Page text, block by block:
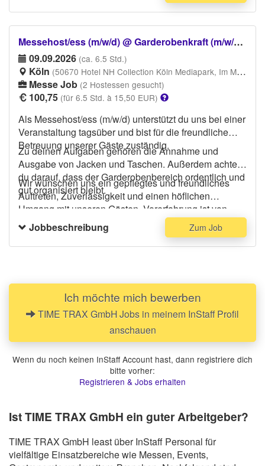
Messehost/ess (m/w/d) @ Garderobenkraft (m/w/d) für Telekom Veranstaltung im NH Collection
09.09.2026 (ca. 6.5 Std.)
Köln (50670 Hotel NH Collection Köln Mediapark, Im Mediapark, Köln)
Messe Job (2 Hostessen gesucht)
100,75 (für 6.5 Std. à 15,50 EUR)
Als Messehost/ess (m/w/d) unterstützt du uns bei einer
Veranstaltung tagsüber und bist für die freundliche
Betreuung unserer Gäste zuständig.
Zu deinen Aufgaben gehören die Annahme und
Ausgabe von Jacken und Taschen. Außerdem achtest
du darauf, dass der Garderobenbereich ordentlich und
gut organisiert bleibt.
Wir wünschen uns ein gepflegtes und freundliches
Auftreten, Zuverlässigkeit und einen höflichen
Umgang mit unseren Gästen. Vorerfahrung ist von
Vorteil, aber nicht zwingend erforderlich.
Jobbeschreibung Zum Job
Ich möchte mich bewerben
TIME TRAX GmbH Jobs in meinem InStaff Profil
anschauen
Wenn du noch keinen InStaff Account hast, dann registriere dich
bitte vorher:
Registrieren & Jobs erhalten
Ist TIME TRAX GmbH ein guter Arbeitgeber?
TIME TRAX GmbH least über InStaff Personal für
vielfältige Einsatzbereiche wie Messen, Events,